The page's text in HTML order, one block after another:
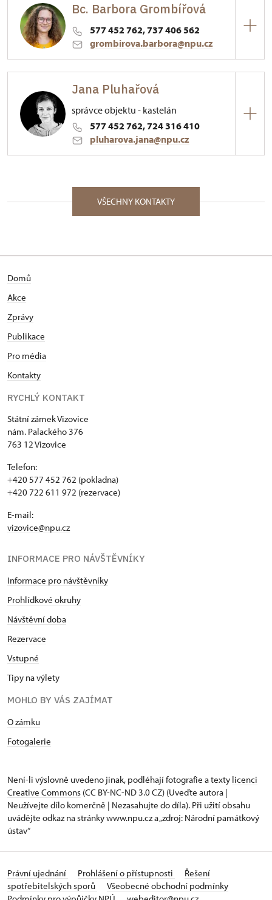
Bc. Barbora Grombířová
577 452 762, 737 406 562
grombirova.barbora@npu.cz
Palackého nám. 376/, Vizovice 76312
Jana Pluhařová
správce objektu - kastelán
577 452 762, 724 316 410
pluharova.jana@npu.cz
Palackého nám. 376/, Vizovice 76312
letech 1994 – 1996 působila jako redaktorka
školství a kultury při Magistrátu města Zlína. Od 1.
11. 1996 je kastelánkou Státního zámku Vizovice.
VŠECHNY KONTAKTY
Domů
Akce
Zprávy
Publikace
Pro média
Kontakty
RYCHLÝ KONTAKT
Státní zámek Vizovice
nám. Palackého 376
763 12 Vizovice
Telefon:
+420 577 452 762 (pokladna)
+420 722 611 972 (rezervace)
E-mail:
vizovice@npu.cz
INFORMACE PRO NÁVŠTĚVNÍKY
Informace pro návštěvníky
Prohlídkové okruhy
Návštěvní doba
Rezervace
Vstupné
Tipy na výlety
MOHLO BY VÁS ZAJÍMAT
O zámku
Fotogalerie
Není-li výslovně uvedeno jinak, podléhají fotografie a texty licenci
Creative Commons (CC BY-NC-ND 3.0 CZ) (Uveďte autora |
Neužívejte dílo komerčně | Nezasahujte do díla). Při užití obsahu
uvádějte odkaz na stránky www.npu.cz a „zdroj: Národní památkový
ústav“
Právní ujednání Prohlášení o přístupnosti
Řešení
spotřebitelských sporů
Všeobecné obchodní podmínky